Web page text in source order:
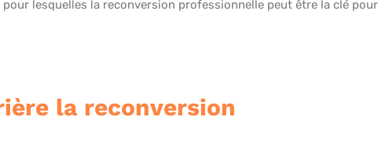
lesquelles la reconversion professionnelle peut être la clé pour
la reconversion